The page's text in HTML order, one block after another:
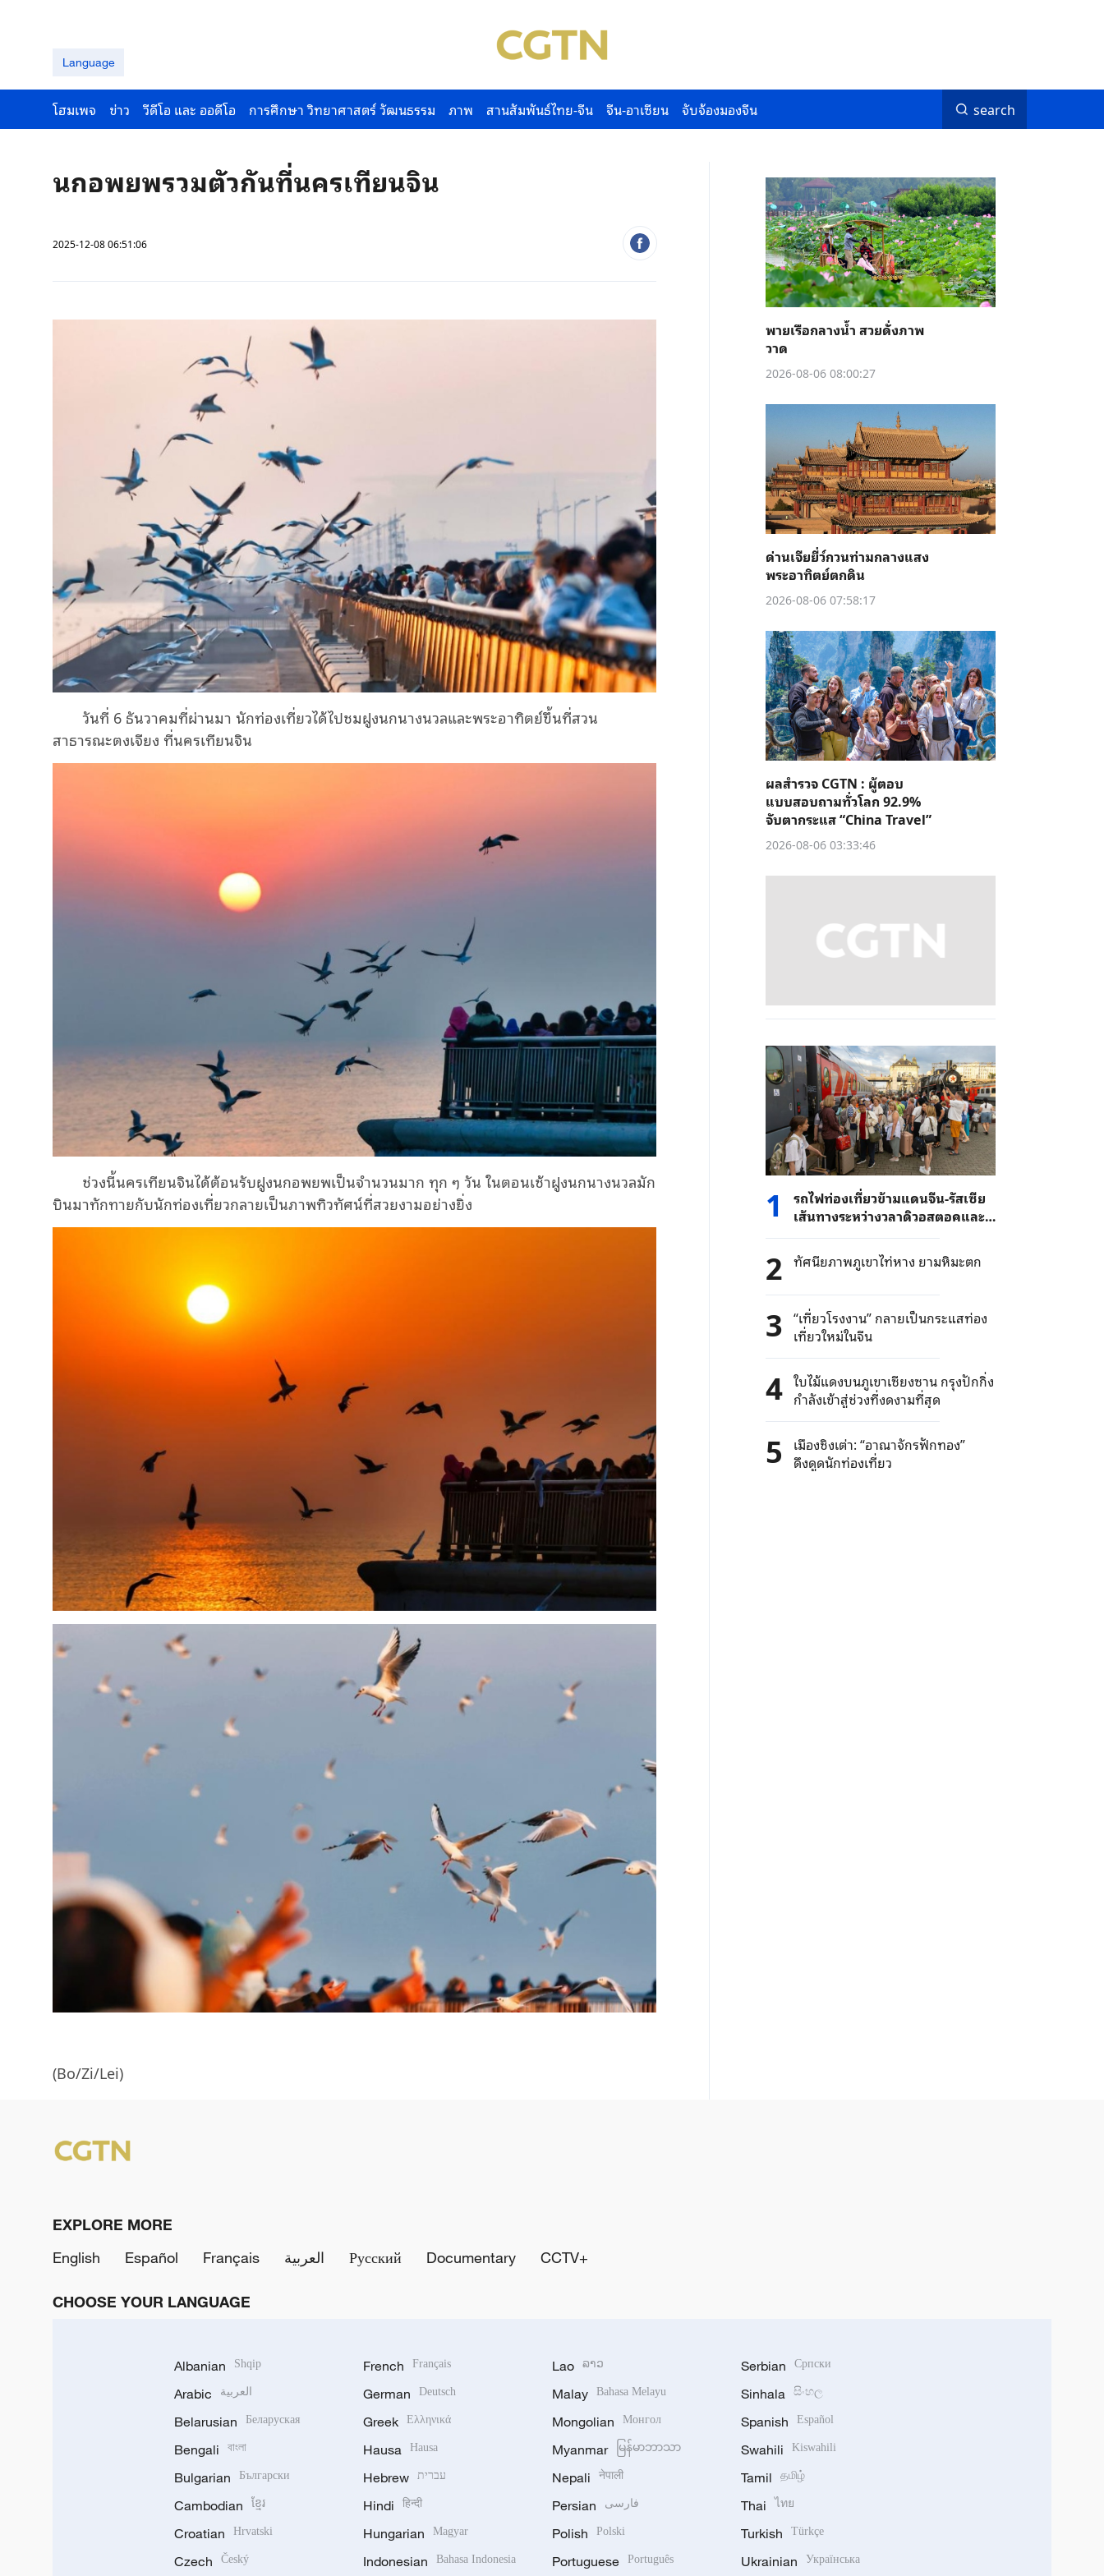
Language
โฮมเพจ ข่าว วีดีโอ และ ออดีโอ การศึกษา วิทยาศาสตร์ วัฒนธรรม ภาพ สานสัมพันธ์ไทย-จีน จีน-อาเซียน จับจ้องมองจีน search
นกอพยพรวมตัวกันที่นครเทียนจิน
2025-12-08 06:51:06
วันที่ 6 ธันวาคมที่ผ่านมา นักท่องเที่ยวได้ไปชมฝูงนกนางนวลและพระอาทิตย์ขึ้นที่สวน
สาธารณะตงเจียง ที่นครเทียนจิน
ช่วงนี้นครเทียนจินได้ต้อนรับฝูงนกอพยพเป็นจำนวนมาก ทุก ๆ วัน ในตอนเช้าฝูงนกนางนวลมัก
บินมาทักทายกับนักท่องเที่ยวกลายเป็นภาพทิวทัศน์ที่สวยงามอย่างยิ่ง
(Bo/Zi/Lei)
พายเรือกลางน้ำ สวยดั่งภาพ
วาด
2026-08-06 08:00:27
ด่านเจียยี่ว์กวนท่ามกลางแสง
พระอาทิตย์ตกดิน
2026-08-06 07:58:17
ผลสำรวจ CGTN : ผู้ตอบ
แบบสอบถามทั่วโลก 92.9%
จับตากระแส “China Travel”
2026-08-06 03:33:46
1
รถไฟท่องเที่ยวข้ามแดนจีน-รัสเซีย
เส้นทางระหว่างวลาดิวอสตอคและ
สุยเฟินเหอ เริ่มทดลองเดินรถ
2 ทัศนียภาพภูเขาไท่หาง ยามหิมะตก
3 “เที่ยวโรงงาน” กลายเป็นกระแสท่อง
เที่ยวใหม่ในจีน
4 ใบไม้แดงบนภูเขาเซียงซาน กรุงปักกิ่ง
กำลังเข้าสู่ช่วงที่งดงามที่สุด
5
เมืองชิงเต่า: “อาณาจักรฟักทอง”
ดึงดูดนักท่องเที่ยว
EXPLORE MORE
English
Español Français العربية Русский Documentary CCTV+
CHOOSE YOUR LANGUAGE
Albanian Shqip
Arabic العربية
Belarusian Беларуская
Bengali বাংলা
Bulgarian Български
Cambodian ខ្មែរ
Croatian Hrvatski
Czech Český
French Français
German Deutsch
Greek Ελληνικά
Hausa Hausa
Hebrew עברית
Hindi हिन्दी
Hungarian Magyar
Indonesian Bahasa Indonesia
Lao ລາວ
Malay Bahasa Melayu
Mongolian Монгол
Myanmar မြန်မာဘာသာ
Nepali नेपाली
Persian فارسی
Polish Polski
Portuguese Português
Serbian Српски
Sinhala සිංහල
Spanish Español
Swahili Kiswahili
Tamil தமிழ்
Thai ไทย
Turkish Türkçe
Ukrainian Українська